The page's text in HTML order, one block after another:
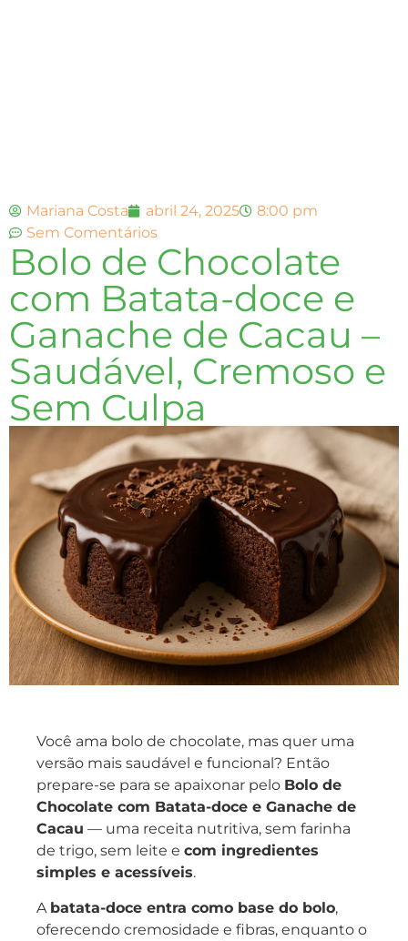
Mariana Costa abril 24, 2025
8:00 pm
Sem Comentários
Bolo de Chocolate
com Batata-doce e
Ganache de Cacau –
Saudável, Cremoso e
Sem Culpa
Você ama bolo de chocolate, mas quer uma
versão mais saudável e funcional? Então
prepare-se para se apaixonar pelo Bolo de
Chocolate com Batata-doce e Ganache de
Cacau — uma receita nutritiva, sem farinha
de trigo, sem leite e com ingredientes
simples e acessíveis.
A batata-doce entra como base do bolo,
oferecendo cremosidade e fibras, enquanto o